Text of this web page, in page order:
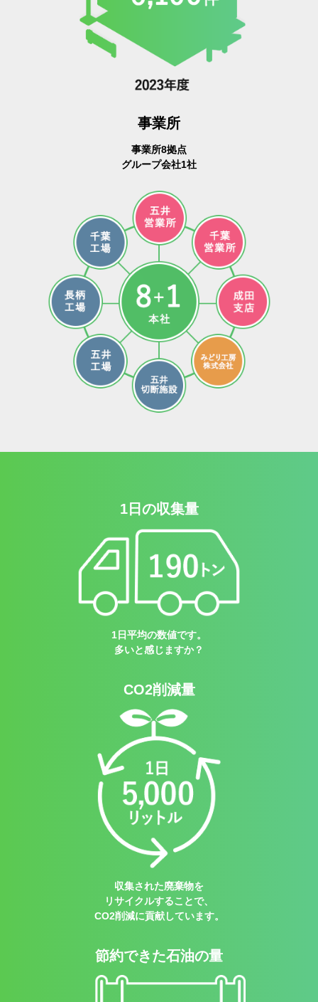
事業所
事業所8拠点
グループ会社1社
1日の収集量
1日平均の数値です。
多いと感じますか？
CO2削減量
収集された廃棄物を
リサイクルすることで、
CO2削減に貢献しています。
節約できた石油の量